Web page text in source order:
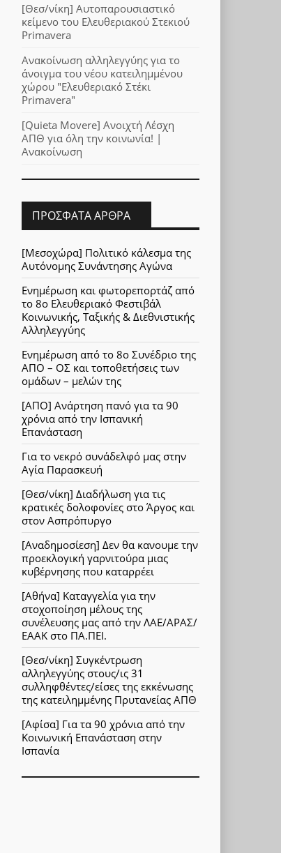
[Θεσ/νίκη] Αυτοπαρουσιαστικό
κείμενο του Ελευθεριακού Στεκιού
Primavera
Ανακοίνωση αλληλεγγύης για το
άνοιγμα του νέου κατειλημμένου
χώρου "Ελευθεριακό Στέκι
Primavera"
[Quieta Movere] Ανοιχτή Λέσχη
ΑΠΘ για όλη την κοινωνία! |
Ανακοίνωση
ΠΡΌΣΦΑΤΑ ΆΡΘΡΑ
[Μεσοχώρα] Πολιτικό κάλεσμα της
Αυτόνομης Συνάντησης Αγώνα
Ενημέρωση και φωτορεπορτάζ από
το 8ο Ελευθεριακό Φεστιβάλ
Κοινωνικής, Ταξικής & Διεθνιστικής
Αλληλεγγύης
Ενημέρωση από το 8ο Συνέδριο της
ΑΠΟ – ΟΣ και τοποθετήσεις των
ομάδων – μελών της
[ΑΠΟ] Ανάρτηση πανό για τα 90
χρόνια από την Ισπανική
Επανάσταση
Για το νεκρό συνάδελφό μας στην
Αγία Παρασκευή
[Θεσ/νίκη] Διαδήλωση για τις
κρατικές δολοφονίες στο Άργος και
στον Ασπρόπυργο
[Αναδημοσίεση] Δεν θα κανουμε την
προεκλογική γαρνιτούρα μιας
κυβέρνησης που καταρρέει
[Αθήνα] Καταγγελία για την
στοχοποίηση μέλους της
συνέλευσης μας από την ΛΑΕ/ΑΡΑΣ/
ΕΑΑΚ στο ΠΑ.ΠΕΙ.
[Θεσ/νίκη] Συγκέντρωση
αλληλεγγύης στους/ις 31
συλληφθέντες/είσες της εκκένωσης
της κατειλημμένης Πρυτανείας ΑΠΘ
[Αφίσα] Για τα 90 χρόνια από την
Κοινωνική Επανάσταση στην
Ισπανία